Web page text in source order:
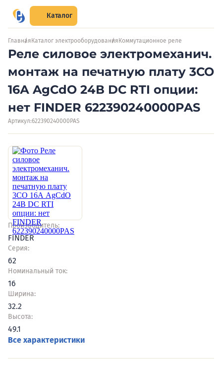
Каталог
Главная Каталог электрооборудования Коммутационное реле
Реле силовое электромеханич.
монтаж на печатную плату 3CO
16А AgCdO 24В DC RTI опции:
нет FINDER 622390240000PAS
Артикул:622390240000PAS
Производитель:
FINDER
Серия:
62
Номинальный ток:
16
Ширина:
32.2
Высота:
49.1
Все характеристики